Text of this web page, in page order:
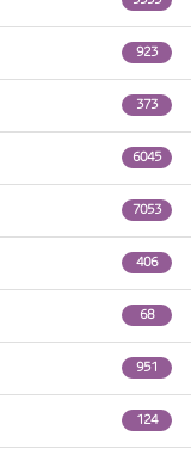
923
373
6045
7053
406
68
951
124